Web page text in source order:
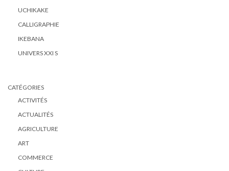
UCHIKAKE
CALLIGRAPHIE
IKEBANA
UNIVERS XXI S
CATÉGORIES
ACTIVITÉS
ACTUALITÉS
AGRICULTURE
ART
COMMERCE